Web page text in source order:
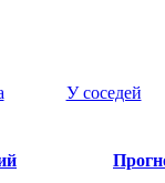
У соседей